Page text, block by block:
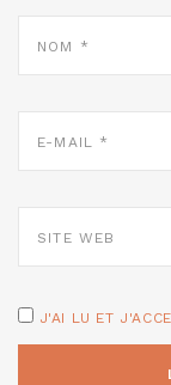
MAIL
WEB
J'AI LU ET